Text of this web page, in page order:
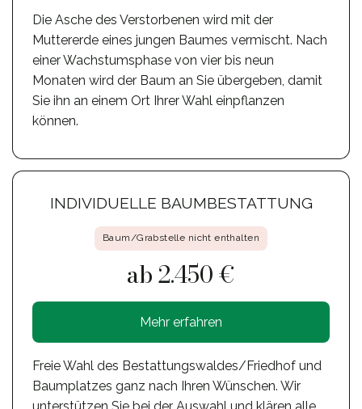
Die Asche des Verstorbenen wird mit der
Muttererde eines jungen Baumes vermischt. Nach
einer Wachstumsphase von vier bis neun
Monaten wird der Baum an Sie übergeben, damit
Sie ihn an einem Ort Ihrer Wahl einpflanzen
können.
INDIVIDUELLE BAUMBESTATTUNG
Baum/Grabstelle nicht enthalten
ab 2.450 €
Mehr erfahren
Freie Wahl des Bestattungswaldes/Friedhof und
Baumplatzes ganz nach Ihren Wünschen. Wir